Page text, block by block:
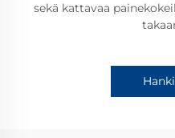
sekä kattavaa